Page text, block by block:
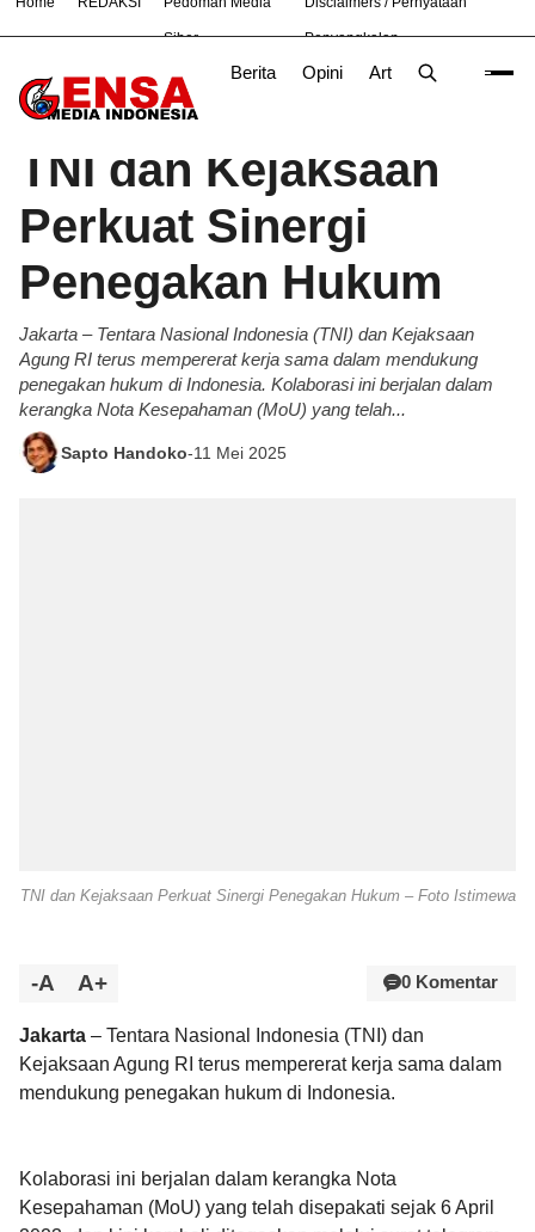
Siber Penyangkalan
Berita Opini Artikel
# Bekasi Cara Ekonomi Informasi Nasional
Beranda/Berita
TNI dan Kejaksaan
Perkuat Sinergi
Penegakan Hukum
Jakarta – Tentara Nasional Indonesia (TNI) dan Kejaksaan
Agung RI terus mempererat kerja sama dalam mendukung
penegakan hukum di Indonesia. Kolaborasi ini berjalan dalam
kerangka Nota Kesepahaman (MoU) yang telah...
Sapto Handoko-11 Mei 2025
TNI dan Kejaksaan Perkuat Sinergi Penegakan Hukum – Foto Istimewa
-A A+ 0 Komentar
Jakarta – Tentara Nasional Indonesia (TNI) dan
Kejaksaan Agung RI terus mempererat kerja sama dalam
mendukung penegakan hukum di Indonesia.
Kolaborasi ini berjalan dalam kerangka Nota
Kesepahaman (MoU) yang telah disepakati sejak 6 April